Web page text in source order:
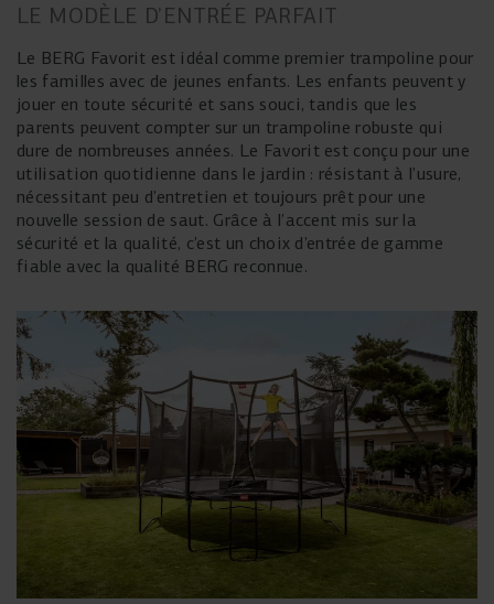
LE MODÈLE D’ENTRÉE PARFAIT
Le BERG Favorit est idéal comme premier trampoline pour
les familles avec de jeunes enfants. Les enfants peuvent y
jouer en toute sécurité et sans souci, tandis que les
parents peuvent compter sur un trampoline robuste qui
dure de nombreuses années. Le Favorit est conçu pour une
utilisation quotidienne dans le jardin : résistant à l’usure,
nécessitant peu d’entretien et toujours prêt pour une
nouvelle session de saut. Grâce à l’accent mis sur la
sécurité et la qualité, c’est un choix d’entrée de gamme
fiable avec la qualité BERG reconnue.